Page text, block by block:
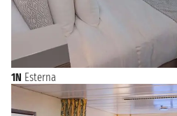
1N Esterna